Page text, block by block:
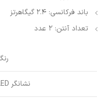
باند فرکانسی: 2.4 گیگاهرتز
تعداد آنتن: 2 عدد
نشانگر LED